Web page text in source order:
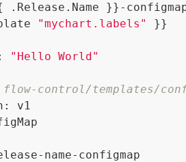
.Release.Name }}-
"mychart.labels"
}}
"Hello World"
control/templates/
v1
name-configmap